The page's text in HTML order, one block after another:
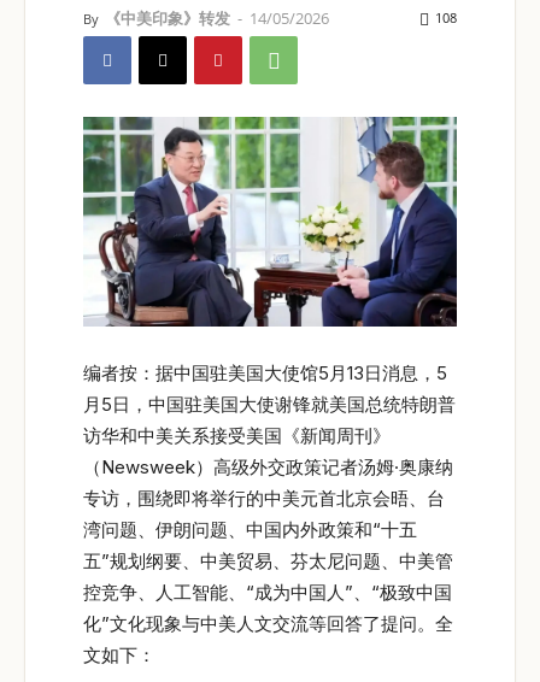
By 《中美印象》转发 - 14/05/2026 108
编者按：据中国驻美国大使馆5月13日消息，5
月5日，中国驻美国大使谢锋就美国总统特朗普
访华和中美关系接受美国《新闻周刊》
（Newsweek）高级外交政策记者汤姆·奥康纳
专访，围绕即将举行的中美元首北京会晤、台
湾问题、伊朗问题、中国内外政策和“十五
五”规划纲要、中美贸易、芬太尼问题、中美管
控竞争、人工智能、“成为中国人”、“极致中国
化”文化现象与中美人文交流等回答了提问。全
文如下：